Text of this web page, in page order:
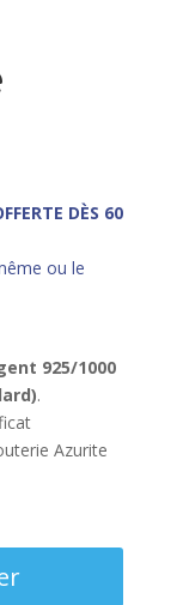
DÈS 60
ou le
925/1000
.
Azurite